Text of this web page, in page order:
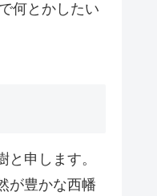
何とかしたい
申します。
が豊かな西幡